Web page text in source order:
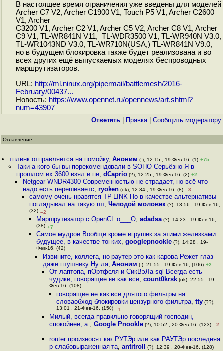
В настоящее время ограничения уже введены для моделей
Archer C7 V2, Archer C1900 V1, Touch P5 V1, Archer C2600
V1, Archer
C3200 V1, Archer C2 V1, Archer C5 V2, Archer C8 V1, Archer
C9 V1, TL-WR841N V11, TL-WDR3500 V1, TL-WR940N V3.0,
TL-WR1043ND V3.0, TL-WR710N(USA,) TL-WR841N V9.0,
но в будущем блокировка также будет реализована и во
всех других ещё выпускаемых моделях беспроводных
маршрутизаторов.
URL: http://ml.ninux.org/pipermail/battlemesh/2016-
February/00437...
Новость: https://www.opennet.ru/opennews/art.shtml?
num=43907
Ответить Правка| Cообщить модератору
Оглавление
тплинк отправляется на помойку,Аноним (-), 12:15 , 19-Фев-16, (1) +75
Таки а кого бы вы порекомендовали в SOHO Серьёзно Я в
прошлом их 3600 взял и пе, dCaprio(?), 12:25 , 19-Фев-16, (2) +2
Netgear WNDR4300 Современностью не страдает, но всё что
надо есть перешиваетс, ryoken(ok), 12:34 , 19-Фев-16, (8) –3
самому очень нравятся TP-LINK Но в качестве альтернативы
поглядывал на такую шт,Челодой моловек (?), 13:56 , 19-Фев-16,
(32) –2
Маршрутизатор с OpenGL o___O, adadsa(?), 14:23 , 19-Фев-16,
(38) +7
Самое мудрое Вообще кроме игрушек за этими железками
будущее, в качестве тонких, googlepnookle(?), 14:28 , 19-
Фев-16, (42)
Извините, коллега, но раутер это как карова Режет глаз
даже птушнику Ну ла, Аноним (-), 21:55 , 19-Фев-16, (106) +2
От лаптопа, пОртфеля и СикВэЛа sql Всегда есть
чудики, говорящие не как все,count0krsk (ok), 22:55 , 19-
Фев-16, (108)
говорящие не как все длятого фильтры на
словаобход блокировки цензурного фильтра, tty(??),
13:01 , 21-Фев-16, (150) –1
Милый, всегда правильно говорящий господин,
спокойнее, а ,Google Pnookle (?), 10:52 , 20-Фев-16, (123) –2
rоuter произносят как РУТЭр или как РАУТЭр последняя
р слабовыраженная та,antitroll
(?), 12:39 , 20-Фев-16, (128)